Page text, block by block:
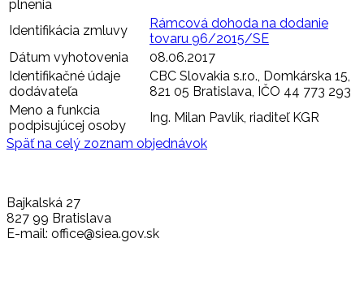
plnenia
Identifikácia zmluvy
Rámcová dohoda na dodanie
tovaru 96/2015/SE
Dátum vyhotovenia
08.06.2017
Identifikačné údaje
dodávateľa
CBC Slovakia s.r.o., Domkárska 15,
821 05 Bratislava, IČO 44 773 293
Meno a funkcia
podpisujúcej osoby
Ing. Milan Pavlík, riaditeľ KGR
Späť na celý zoznam objednávok
Bajkalská 27
827 99 Bratislava
E-mail: office@siea.gov.sk